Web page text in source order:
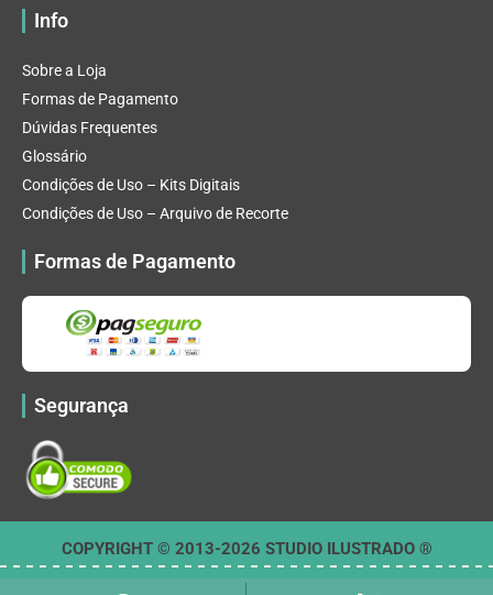
Info
Sobre a Loja
Formas de Pagamento
Dúvidas Frequentes
Glossário
Condições de Uso – Kits Digitais
Condições de Uso – Arquivo de Recorte
Formas de Pagamento
Segurança
COPYRIGHT © 2013-2026 STUDIO ILUSTRADO ®